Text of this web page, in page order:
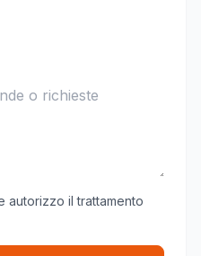
autorizzo il trattamento